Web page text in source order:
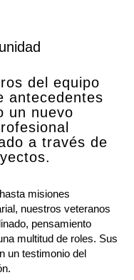
del equipo
antecedentes
un nuevo
a través de
misiones
nuestros veteranos
pensamiento
multitud de roles. Sus
un testimonio del